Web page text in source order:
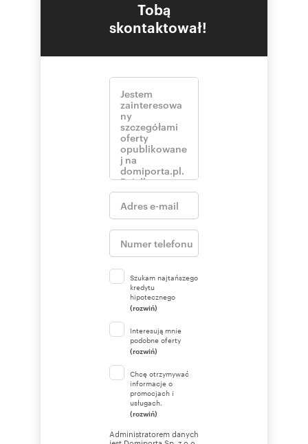
Max pow. zabudowy: 1248m2
Powierzchnia mieszkań: 1750m2
Serdecznie zapraszam do kontaktu osoby
nieruchomości ASARI CRM (asaricrm.com)
Numer oferty: NEW20024
Tobą
skontaktował!
Szukam najtańszego
kredytu
hipotecznego
(rozwiń)
Interesują mnie
podobne oferty
(rozwiń)
Chcę otrzymywać
informacje o
promocjach i
usługach.
(rozwiń)
Administratorem danych